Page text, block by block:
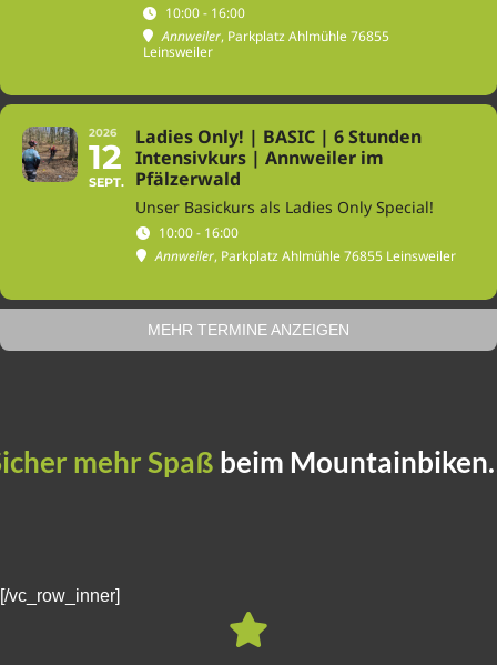
10:00 - 16:00
Annweiler, Parkplatz Ahlmühle 76855
Leinsweiler
2026
12
SEPT.
Ladies Only! | BASIC | 6 Stunden
Intensivkurs | Annweiler im
Pfälzerwald
Unser Basickurs als Ladies Only Special!
10:00 - 16:00
Annweiler, Parkplatz Ahlmühle 76855 Leinsweiler
MEHR TERMINE ANZEIGEN
mehr Spaß beim
[/vc_row_inner]